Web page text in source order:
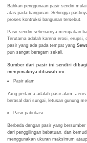
Bahkan penggunaan pasir sendiri
atas pada bangunan. Sehingga
proses kontruksi bangunan tersebut.
Pasir sendiri sebenarnya merupakan
Terutama adalah karena erosi,
pasir yang ada pada tempat yang
pun sangat beragam sekali.
Sumber dari pasir ini sendiri
menyimaknya dibawah ini:
Pasir alam
Yang pertama adalah pasir alam.
berasal dari sungai, letusan gunung
Pasir pabrikasi
Berbeda dengan pasir yang
dari penggilingan bebatuan, dan
menggunakan ukuran maksimum